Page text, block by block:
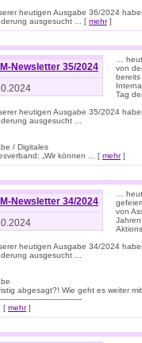
heutigen Ausgabe 36/2024
ausgesucht ... [ mehr]
Newsletter 35/2024
…
von
bereits
Tag
heutigen Ausgabe 35/2024
ausgesucht ...
/ Digitales
„Wir können ... [ mehr]
Newsletter 34/2024
…
von
heutigen Ausgabe 34/2024
ausgesucht ...
abgesagt?! Wie geht es weiter
[ mehr]